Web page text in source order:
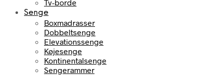
Tv-borde
Senge
Boxmadrasser
Dobbeltsenge
Elevationssenge
Køjesenge
Kontinentalsenge
Sengerammer